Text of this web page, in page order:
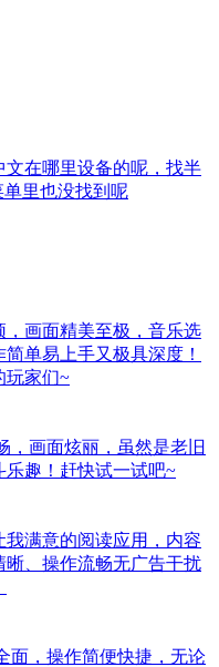
在哪里设备的呢，找半
单里也没找到呢
画面精美至极，音乐选
单易上手又极具深度！
玩家们~
，画面炫丽，虽然是老旧
趣！赶快试一试吧~
我满意的阅读应用，内容
、操作流畅无广告干扰
面，操作简便快捷，无论